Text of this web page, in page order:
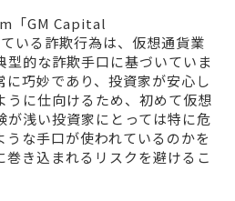
「GM Capital
いる詐欺行為は、仮想通貨業
型的な詐欺手口に基づいていま
に巧妙であり、投資家が安心し
うに仕向けるため、初めて仮想
が浅い投資家にとっては特に危
な手口が使われているのかを
巻き込まれるリスクを避けるこ